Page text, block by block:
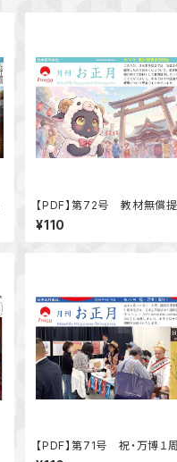
【PDF】第72号 教材無償
始
¥110
【PDF】第71号 祝・万博１